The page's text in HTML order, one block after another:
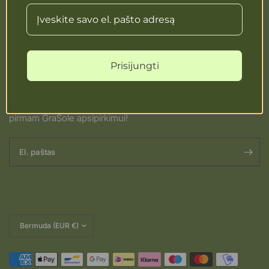
Naujienlaiškis
Prisijunkite prie GraSole naujienlaiškio! Išskirtiniai pasiūlymai
ir naujienos kiekvieną savaitę.
pirmam GraSole apsipirkimui!
El. paštas
Prisijungti